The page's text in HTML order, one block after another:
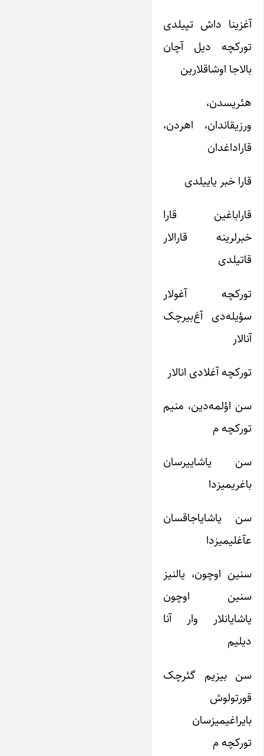
آغزینا داش تپیلدی
تورکچه دیل آچان
بالاجا اوشاقلارین
هئریسدن،
ورزیقاندان، اهردن،
قاراداغدان
قارا خبر یاییلدی
قاراباغین قارا
خبرلرینه قارالار
قاتیلدی
تورکچه آغولار
سؤیله‌دی آغ‌بیرچک
آنالار
تورکچه آغلادی انالار
سن اؤلمه‌دین، منیم
تورکچه م
سن یاشاییرسان
باغریمیزدا
سن یاشایاجاقسان
عآغلیمیزدا
سنین اوچون، یالنیز
سنین اوچون
یاشایانلار وار آنا
دیلیم
سن بیزیم گئرچک
قورتولوش
بایراغیمیزسان
تورکچه م